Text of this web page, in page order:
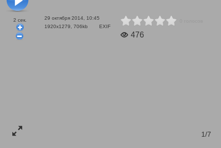
2 сек.
29 октября 2014, 10:45
1920x1279, 706kb
EXIF
476
1/7